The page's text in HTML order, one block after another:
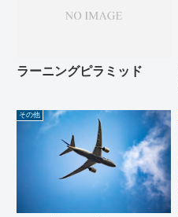
ラーニングピラミッド
その他